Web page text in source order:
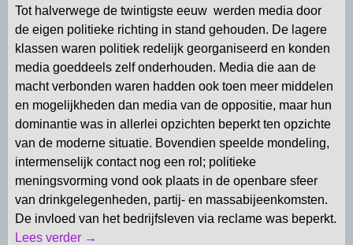
Tot halverwege de twintigste eeuw werden media door
de eigen politieke richting in stand gehouden. De lagere
klassen waren politiek redelijk georganiseerd en konden
media goeddeels zelf onderhouden. Media die aan de
macht verbonden waren hadden ook toen meer middelen
en mogelijkheden dan media van de oppositie, maar hun
dominantie was in allerlei opzichten beperkt ten opzichte
van de moderne situatie. Bovendien speelde mondeling,
intermenselijk contact nog een rol; politieke
meningsvorming vond ook plaats in de openbare sfeer
van drinkgelegenheden, partij- en massabijeenkomsten.
De invloed van het bedrijfsleven via reclame was beperkt.
Lees verder →